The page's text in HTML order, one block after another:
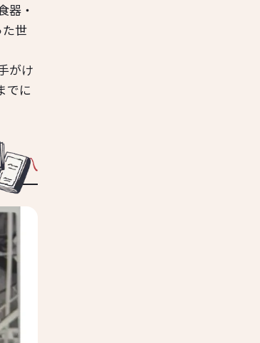
器・
世
がけ
でに